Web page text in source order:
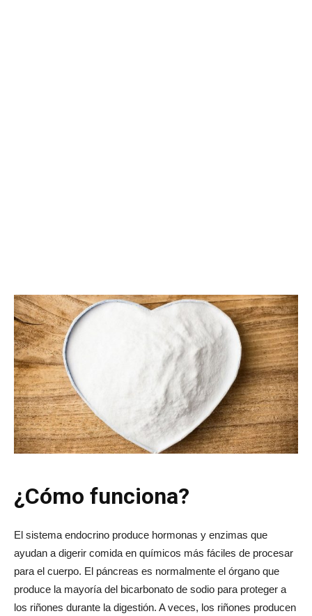
¿Cómo funciona?
El sistema endocrino produce hormonas y enzimas que
ayudan a digerir comida en químicos más fáciles de procesar
para el cuerpo. El páncreas es normalmente el órgano que
produce la mayoría del bicarbonato de sodio para proteger a
los riñones durante la digestión. A veces, los riñones producen